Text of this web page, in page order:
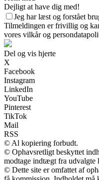
Dejligt at have dig med!
Jeg har læst og forstået
Tilmeldingen er frivillig og
vores vilkår og
Del og vis hjerte
X
Facebook
Instagram
LinkedIn
YouTube
Pinterest
TikTok
Mail
RSS
© Al kopiering forbudt.
© Ophavsretligt beskyttet
modtage indtægt fra udvalgte
© Dette site er omfattet af